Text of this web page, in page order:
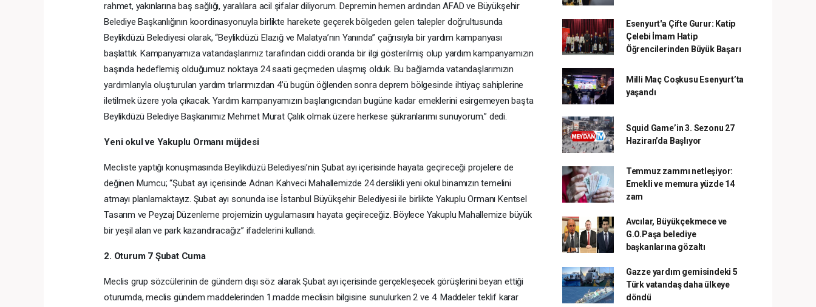
rahmet, yakınlarına baş sağlığı, yaralılara acil şifalar diliyorum. Depremin hemen ardından AFAD ve Büyükşehir
Belediye Başkanlığının koordinasyonuyla birlikte harekete geçerek bölgeden gelen talepler doğrultusunda
Beylikdüzü Belediyesi olarak, “Beylikdüzü Elazığ ve Malatya’nın Yanında” çağrısıyla bir yardım kampanyası
başlattık. Kampanyamıza vatandaşlarımız tarafından ciddi oranda bir ilgi gösterilmiş olup yardım kampanyamızın
başında hedeflemiş olduğumuz noktaya 24 saati geçmeden ulaşmış olduk. Bu bağlamda vatandaşlarımızın
yardımlarıyla oluşturulan yardım tırlarımızdan 4’ü bugün öğlenden sonra deprem bölgesinde ihtiyaç sahiplerine
iletilmek üzere yola çıkacak. Yardım kampanyamızın başlangıcından bugüne kadar emeklerini esirgemeyen başta
Beylikdüzü Belediye Başkanımız Mehmet Murat Çalık olmak üzere herkese şükranlarımı sunuyorum.” dedi.
Yeni okul ve Yakuplu Ormanı müjdesi
Mecliste yaptığı konuşmasında Beylikdüzü Belediyesi’nin Şubat ayı içerisinde hayata geçireceği projelere de
değinen Mumcu; “Şubat ayı içerisinde Adnan Kahveci Mahallemizde 24 derslikli yeni okul binamızın temelini
atmayı planlamaktayız. Şubat ayı sonunda ise İstanbul Büyükşehir Belediyesi ile birlikte Yakuplu Ormanı Kentsel
Tasarım ve Peyzaj Düzenleme projemizin uygulamasını hayata geçireceğiz. Böylece Yakuplu Mahallemize büyük
bir yeşil alan ve park kazandıracağız” ifadelerini kullandı.
2. Oturum 7 Şubat Cuma
Meclis grup sözcülerinin de gündem dışı söz alarak Şubat ayı içerisinde gerçekleşecek görüşlerini beyan ettiği
oturumda, meclis gündem maddelerinden 1.madde meclisin bilgisine sunulurken 2 ve 4. Maddeler teklif karar
Esenyurt'a Çifte Gurur: Katip
Çelebi İmam Hatip
Öğrencilerinden Büyük Başarı
Milli Maç Coşkusu Esenyurt’ta
yaşandı
Squid Game’in 3. Sezonu 27
Haziran’da Başlıyor
Temmuz zammı netleşiyor:
Emekli ve memura yüzde 14
zam
Avcılar, Büyükçekmece ve
G.O.Paşa belediye
başkanlarına gözaltı
Gazze yardım gemisindeki 5
Türk vatandaş daha ülkeye
döndü